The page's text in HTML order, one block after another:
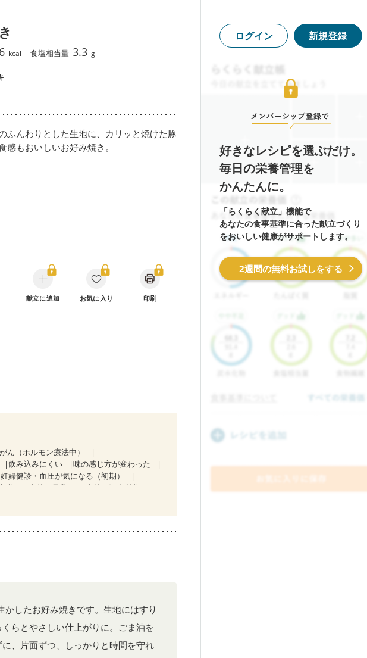
kcal 食塩相当量 3.3 g
ふんわりとした生地に、カリッと焼けた豚
感もおいしいお好み焼き。
献立に追加 お気に入り 印刷
ん（ホルモン療法中）
飲み込みにくい
味の感じ方が変わった
妊婦健診・血圧が気になる（初期）
期) 産後（母乳）
産後（混合栄養）
（年齢に合わせた体作り）
したお好み焼きです。生地にはすり
らとやさしい仕上がりに。ごま油を
、片面ずつ、しっかりと時間を守れ
ログイン 新規登録
好きなレシピを選ぶだけ。
毎日の栄養管理を
かんたんに。
「らくらく献立」機能で
あなたの食事基準に合った献立づくり
をおいしい健康がサポートします。
2週間の無料お試しをする